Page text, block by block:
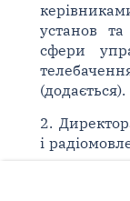
установ
сфери
(додається).
2.
і
справи